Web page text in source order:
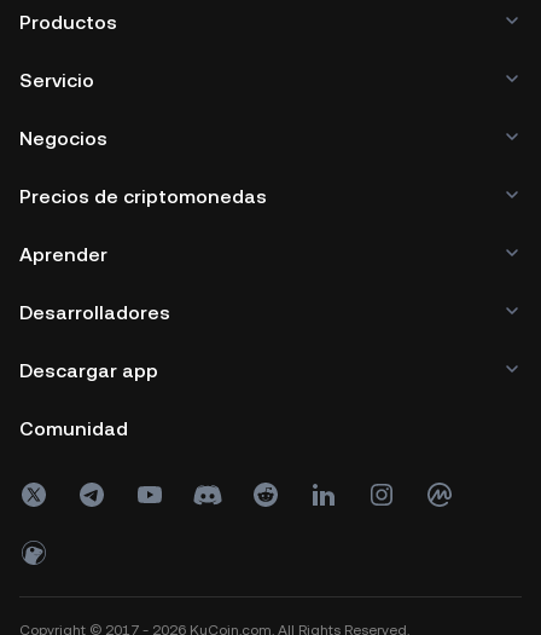
Productos
Servicio
Negocios
Precios de criptomonedas
Aprender
Desarrolladores
Descargar app
Comunidad
Copyright © 2017 - 2026 KuCoin.com. All Rights Reserved.